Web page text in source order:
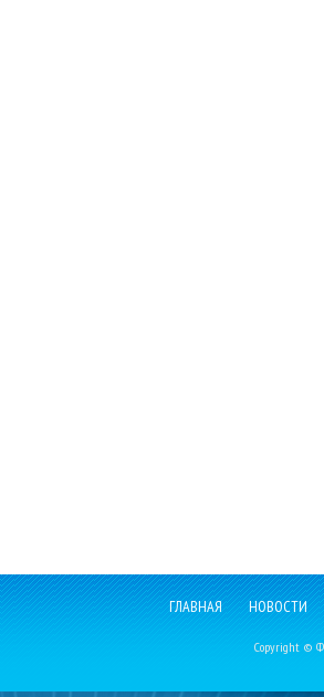
ГЛАВНАЯ НОВОСТИ
Copyright ©